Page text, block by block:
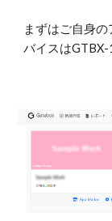
まずはご自身
バイスはGTBX-